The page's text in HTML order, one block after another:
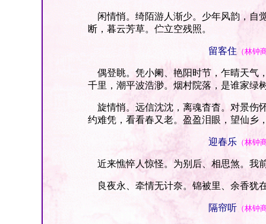
闲情悄。绮陌游人渐少。少年风韵，自
断，暮云芳草。伫立空残照。
留客住 （林钟
偶登眺。凭小阑、艳阳时节，乍晴天气
千里，潮平波浩渺。烟村院落，是谁家绿
旋情悄。远信沈沈，离魂杳杳。对景伤
约难凭，看看春又老。盈盈泪眼，望仙乡
迎春乐 （林钟
近来憔悴人惊怪。为别后、相思煞。我
良夜永、牵情无计奈。锦被里、余香犹
隔帘听 （林钟